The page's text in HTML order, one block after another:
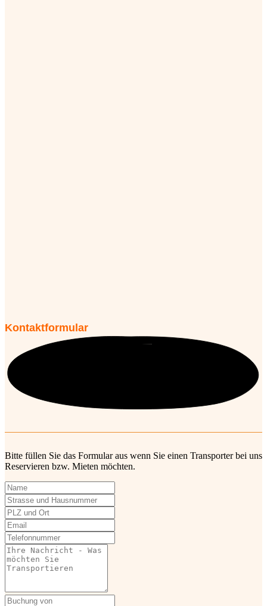
Kontaktformular
Bitte füllen Sie das Formular aus wenn Sie einen Transporter bei uns
Reservieren bzw. Mieten möchten.